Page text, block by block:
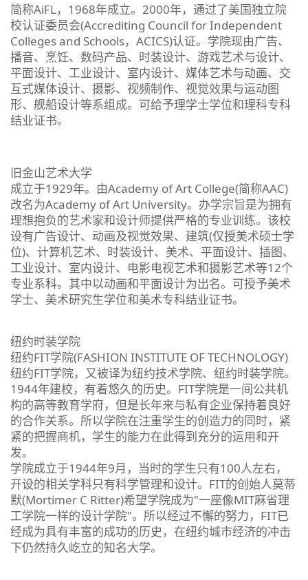
简称AiFL，1968年成立。2000年，通过了美国独立院
校认证委员会(Accrediting Council for Independent
Colleges and Schools，ACICS)认证。学院现由广告、
播音、烹饪、数码产品、时装设计、游戏艺术与设计、
平面设计、工业设计、室内设计、媒体艺术与动画、交
互式媒体设计、摄影、视频制作、视觉效果与运动图
形、舰船设计等系组成。可给予理学士学位和理科专科
结业证书。
旧金山艺术大学
成立于1929年。由Academy of Art College(简称AAC)
改名为Academy of Art University。办学宗旨是为拥有
理想抱负的艺术家和设计师提供严格的专业训练。该校
设有广告设计、动画及视觉效果、建筑(仅授美术硕士学
位)、计算机艺术、时装设计、美术、平面设计、插图、
工业设计、室内设计、电影电视艺术和摄影艺术等12个
专业系科。其中以动画和平面设计为出名。可授予美术
学士、美术研究生学位和美术专科结业证书。
纽约时装学院
纽约FIT学院(FASHION INSTITUTE OF TECHNOLOGY)
纽约FIT学院，又被译为纽约技术学院、纽约时装学院。
1944年建校，有着悠久的历史。FIT学院是一间公共机
构的高等教育学府，但是长年来与私有企业保持着良好
的合作关系。所以学院在注重学生的创造力的同时，紧
紧的把握商机，学生的能力在此得到充分的运用和开
发。
学院成立于1944年9月，当时的学生只有100人左右，
开设的相关学科只有科学管理和设计。FIT的创始人莫蒂
默(Mortimer C Ritter)希望学院成为"一座像MIT麻省理
工学院一样的设计学院"。所以经过不懈的努力，FIT已
经成为具有丰富的成功的历史，在纽约城市经济的冲击
下仍然持久屹立的知名大学。